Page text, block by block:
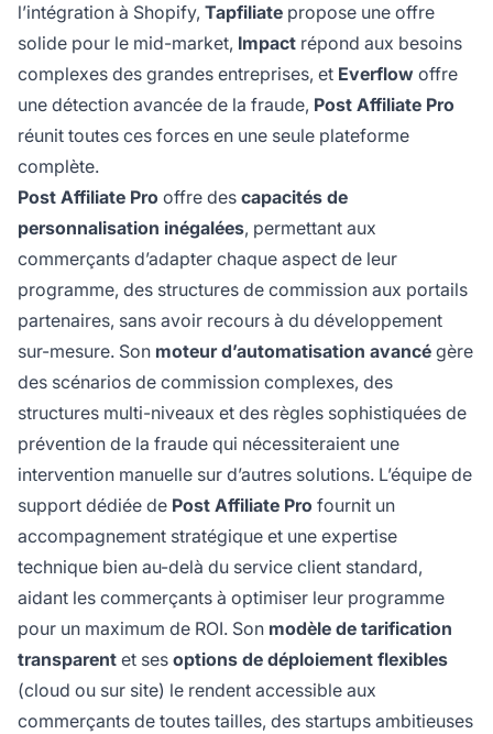
l’intégration à Shopify, Tapfiliate propose une offre
solide pour le mid-market, Impact répond aux besoins
complexes des grandes entreprises, et Everflow offre
une détection avancée de la fraude, Post Affiliate Pro
réunit toutes ces forces en une seule plateforme
complète.
Post Affiliate Pro offre des capacités de
personnalisation inégalées, permettant aux
commerçants d’adapter chaque aspect de leur
programme, des structures de commission aux portails
partenaires, sans avoir recours à du développement
sur-mesure. Son moteur d’automatisation avancé gère
des scénarios de commission complexes, des
structures multi-niveaux et des règles sophistiquées de
prévention de la fraude qui nécessiteraient une
intervention manuelle sur d’autres solutions. L’équipe de
support dédiée de Post Affiliate Pro fournit un
accompagnement stratégique et une expertise
technique bien au-delà du service client standard,
aidant les commerçants à optimiser leur programme
pour un maximum de ROI. Son modèle de tarification
transparent et ses options de déploiement flexibles
(cloud ou sur site) le rendent accessible aux
commerçants de toutes tailles, des startups ambitieuses